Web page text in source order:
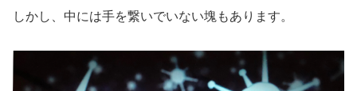
しかし、中には手を繋いでいない塊もあります。